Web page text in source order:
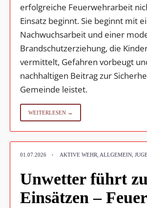
erfolgreiche Feuerwehrarbeit
Einsatz beginnt. Sie beginnt mit
Nachwuchsarbeit und einer
Brandschutzerziehung, die
vermittelt, Gefahren vorbeugt
nachhaltigen Beitrag zur
Gemeinde leistet.
WEITERLESEN →
01.07.2026 • AKTIVE WEHR ALLGEMEIN
Unwetter führt
Einsätzen –